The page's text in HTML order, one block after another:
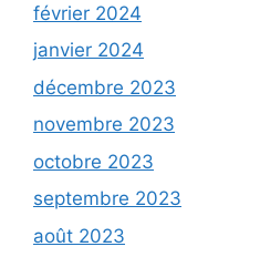
février 2024
janvier 2024
décembre 2023
novembre 2023
octobre 2023
septembre 2023
août 2023